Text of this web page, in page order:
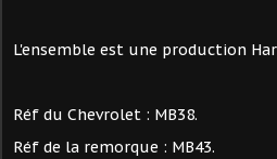
L'ensemble est une production
Réf du Chevrolet : MB38.
Réf de la remorque : MB43.